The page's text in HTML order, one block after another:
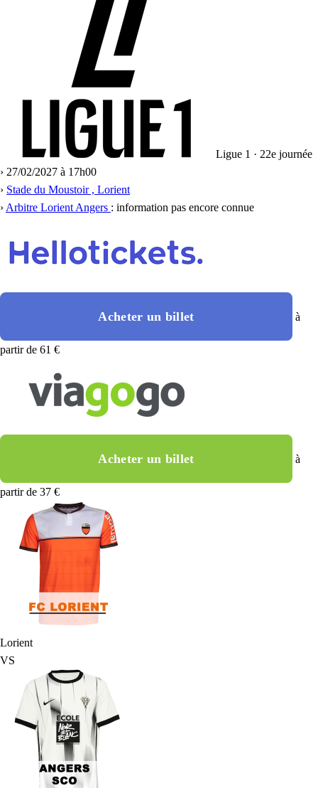
Ligue 1 · 22e journée
› 27/02/2027 à 17h00
› Stade du Moustoir , Lorient
› Arbitre Lorient Angers : information pas encore connue
Acheter un billet à
partir de 61 €
Acheter un billet à
partir de 37 €
Lorient
VS